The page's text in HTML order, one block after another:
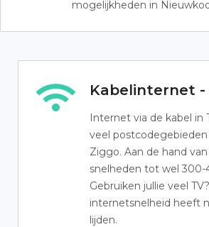
mogelijkheden in
Kabelinternet -
Internet via de kabel in
veel
Ziggo. Aan de hand
snelheden tot wel 300-
Gebruiken jullie veel
internetsnelheid heeft
lijden.